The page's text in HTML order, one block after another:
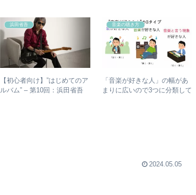
浜田省吾
【初心者向け】”はじめてのア
ルバム” – 第10回：浜田省吾
音楽の聴き方
「音楽が好きな人」の幅があ
まりに広いので3つに分類して
2024.05.05